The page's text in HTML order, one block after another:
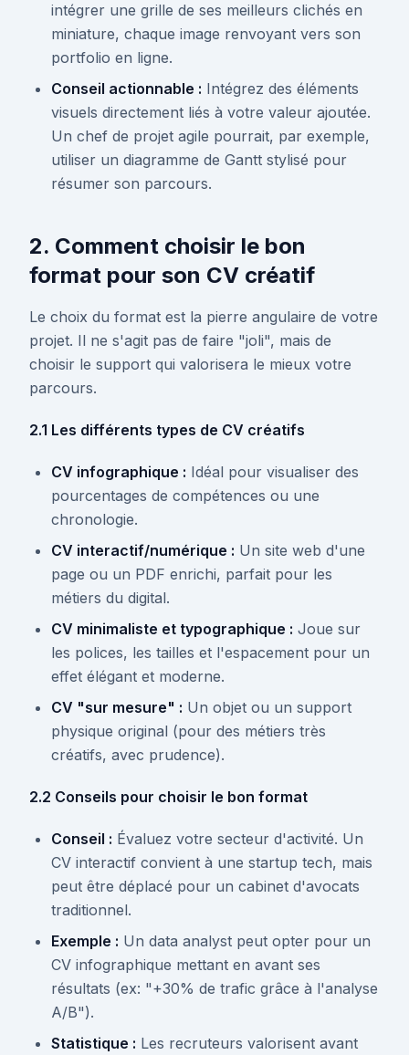
intégrer une grille de ses meilleurs clichés en
miniature, chaque image renvoyant vers son
portfolio en ligne.
Conseil actionnable : Intégrez des éléments
visuels directement liés à votre valeur ajoutée.
Un chef de projet agile pourrait, par exemple,
utiliser un diagramme de Gantt stylisé pour
résumer son parcours.
2. Comment choisir le bon
format pour son CV créatif
Le choix du format est la pierre angulaire de votre
projet. Il ne s'agit pas de faire "joli", mais de
choisir le support qui valorisera le mieux votre
parcours.
2.1 Les différents types de CV créatifs
CV infographique : Idéal pour visualiser des
pourcentages de compétences ou une
chronologie.
CV interactif/numérique : Un site web d'une
page ou un PDF enrichi, parfait pour les
métiers du digital.
CV minimaliste et typographique : Joue sur
les polices, les tailles et l'espacement pour un
effet élégant et moderne.
CV "sur mesure" : Un objet ou un support
physique original (pour des métiers très
créatifs, avec prudence).
2.2 Conseils pour choisir le bon format
Conseil : Évaluez votre secteur d'activité. Un
CV interactif convient à une startup tech, mais
peut être déplacé pour un cabinet d'avocats
traditionnel.
Exemple : Un data analyst peut opter pour un
CV infographique mettant en avant ses
résultats (ex: "+30% de trafic grâce à l'analyse
A/B").
Statistique : Les recruteurs valorisent avant